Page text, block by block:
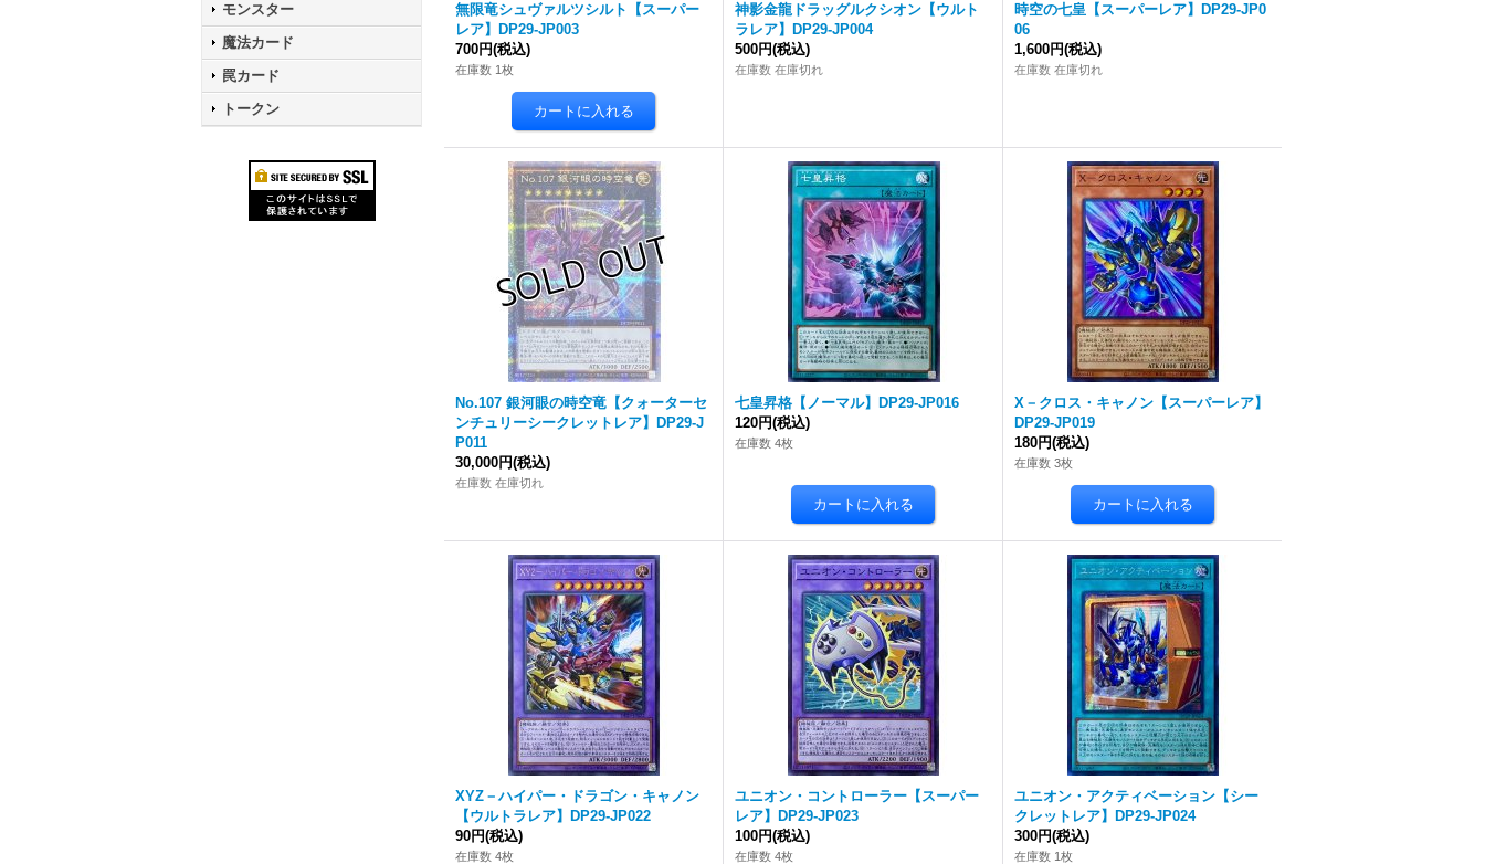
モンスター
魔法カード
罠カード
トークン
無限竜シュヴァルツシルト【スーパー
レア】DP29-JP003
700円(税込)
在庫数 1枚
神影金龍ドラッグルクシオン【ウルト
ラレア】DP29-JP004
500円(税込)
在庫数 在庫切れ
時空の七皇【スーパーレア】DP29-JP0
06
1,600円(税込)
在庫数 在庫切れ
No.107 銀河眼の時空竜【クォーターセ
ンチュリーシークレットレア】DP29-J
P011
30,000円(税込)
在庫数 在庫切れ
七皇昇格【ノーマル】DP29-JP016
120円(税込)
在庫数 4枚
X－クロス・キャノン【スーパーレア】
DP29-JP019
180円(税込)
在庫数 3枚
XYZ－ハイパー・ドラゴン・キャノン
【ウルトラレア】DP29-JP022
90円(税込)
在庫数 4枚
ユニオン・コントローラー【スーパー
レア】DP29-JP023
100円(税込)
在庫数 4枚
ユニオン・アクティベーション【シー
クレットレア】DP29-JP024
300円(税込)
在庫数 1枚